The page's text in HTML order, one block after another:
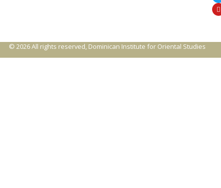
© 2026 All rights reserved, Dominican Institute for Oriental Studies